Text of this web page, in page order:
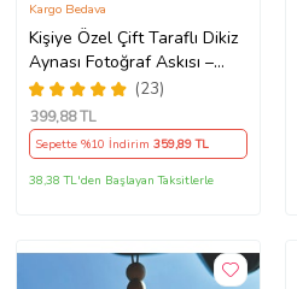
Kişiye Özel Çift Taraflı Dikiz
Aynası Fotoğraf Askısı –
Kalp Tasarımlı Araç Süsü
(23)
Kargo Bedava
399,88 TL
Sepette %10 İndirim 359,89 TL
38,38 TL'den Başlayan Taksitlerle